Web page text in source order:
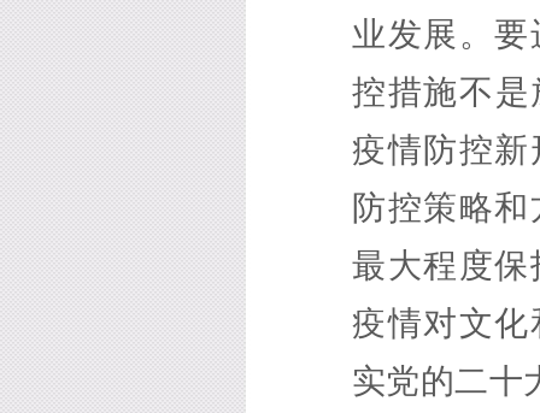
业发展。
控措施不是
疫情防控
防控策略
最大程度
疫情对文
实党的二十